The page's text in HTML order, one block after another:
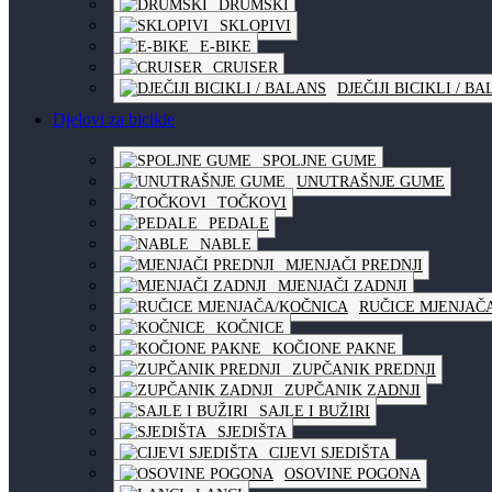
DRUMSKI
SKLOPIVI
E-BIKE
CRUISER
DJEČIJI BICIKLI /
Djelovi za bicikle
SPOLJNE GUME
UNUTRAŠNJE GUME
TOČKOVI
PEDALE
NABLE
MJENJAČI PREDNJI
MJENJAČI ZADNJI
RUČICE
KOČNICE
KOČIONE PAKNE
ZUPČANIK PREDNJI
ZUPČANIK ZADNJI
SAJLE I BUŽIRI
SJEDIŠTA
CIJEVI SJEDIŠTA
OSOVINE POGONA